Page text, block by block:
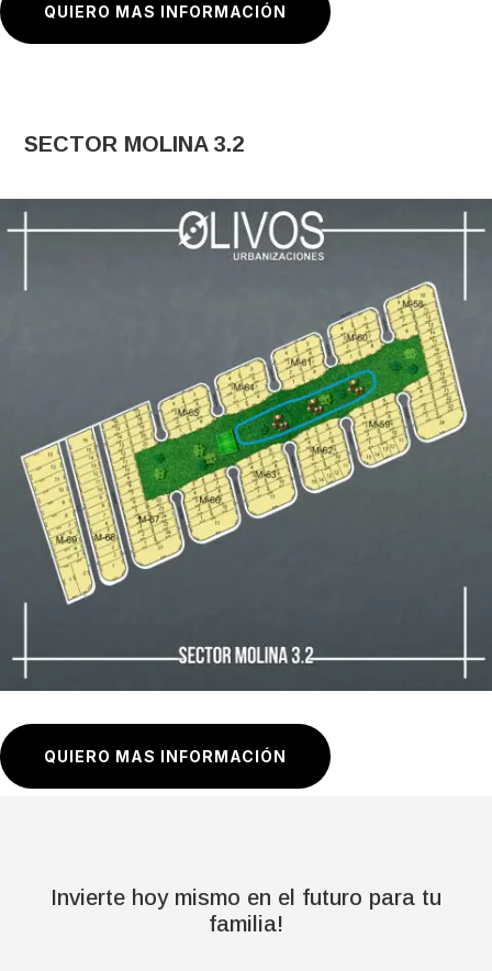
QUIERO MAS INFORMACIÓN
SECTOR MOLINA 3.2
QUIERO MAS INFORMACIÓN
Invierte hoy mismo en el futuro para tu
familia!